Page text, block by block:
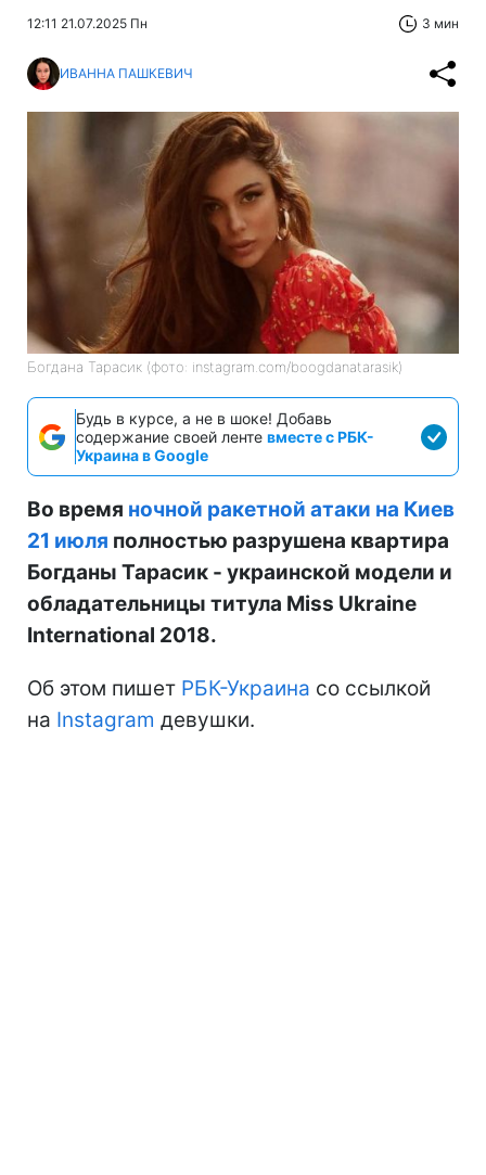
12:11 21.07.2025 Пн 3 мин
ИВАННА ПАШКЕВИЧ
Богдана Тарасик (фото: instagram.com/boogdanatarasik)
Будь в курсе, а не в шоке! Добавь
содержание своей ленте вместе с РБК-
Украина в Google
Во время ночной ракетной атаки на Киев
21 июля полностью разрушена квартира
Богданы Тарасик - украинской модели и
обладательницы титула Miss Ukraine
International 2018.
Об этом пишет РБК-Украина со ссылкой
на Instagram девушки.